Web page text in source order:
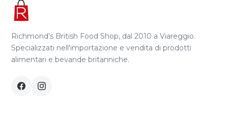
Richmond's British Food Shop, dal 2010 a Viareggio.
Specializzati nell'importazione e vendita di prodotti
alimentari e bevande britanniche.